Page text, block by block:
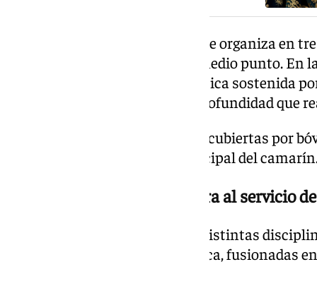
El espacio, de planta alargada, se organiza en
mediante pilastras y arcos de medio punto. En
bajo una destacada cúpula elíptica sostenida
una sensación de amplitud y profundidad que
Las estancias laterales quedan cubiertas por
transición hacia el núcleo principal del
Pintura, cerámica y escultura al servicio
La decoración interior integra distintas
mural, talla, escultura y cerámica, fusionadas